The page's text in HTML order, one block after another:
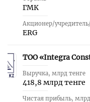
ГМК
Акционер/
ERG
12 ТОО «Integra
Выручка, млрд тенге
418,8 млрд тенге
Чистая прибыль,